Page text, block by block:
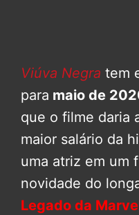
Viúva Negra tem
para maio de
que o filme daria
maior salário da
uma atriz em um
novidade do
Legado da